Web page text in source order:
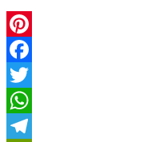
Pinterest
Facebook
Twitter
WhatsApp